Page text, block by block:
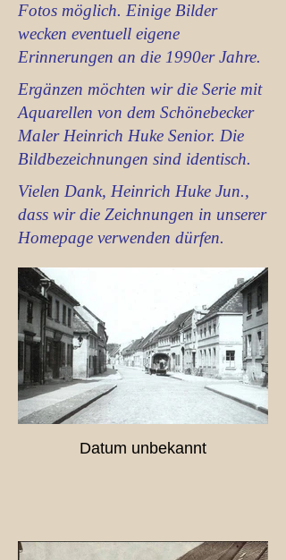
Fotos möglich. Einige Bilder
wecken eventuell eigene
Erinnerungen an die 1990er Jahre.
Ergänzen möchten wir die Serie mit
Aquarellen von dem Schönebecker
Maler Heinrich Huke Senior. Die
Bildbezeichnungen sind identisch.
Vielen Dank, Heinrich Huke Jun.,
dass wir die Zeichnungen in unserer
Homepage verwenden dürfen.
Datum unbekannt